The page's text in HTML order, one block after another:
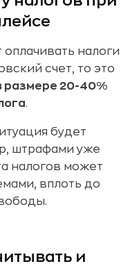
налоги
счет, то это
размере 20-40%
.
будет
штрафами уже
налогов может
вплоть до
и